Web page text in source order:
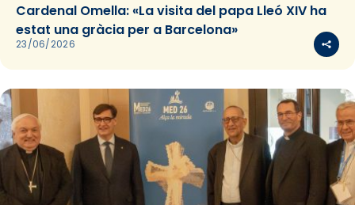
Cardenal Omella: «La visita del papa Lleó XIV ha
estat una gràcia per a Barcelona»
23/06/2026